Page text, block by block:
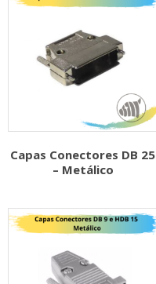
Capas Conectores DB 25
– Metálico